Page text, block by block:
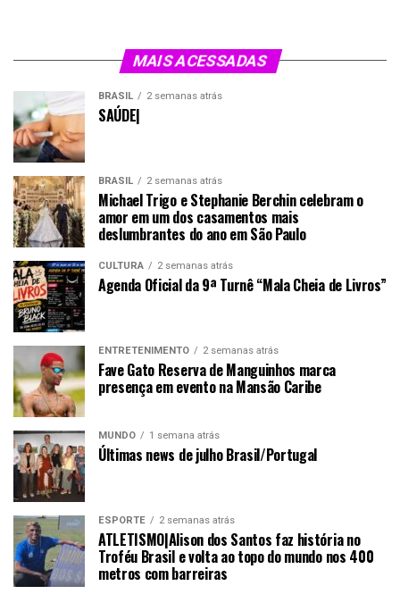
MAIS ACESSADAS
BRASIL 2 semanas atrás
SAÚDE|
BRASIL 2 semanas atrás
Michael Trigo e Stephanie Berchin celebram o
amor em um dos casamentos mais
deslumbrantes do ano em São Paulo
CULTURA 2 semanas atrás
Agenda Oficial da 9ª Turnê “Mala Cheia de Livros”
ENTRETENIMENTO 2 semanas atrás
Fave Gato Reserva de Manguinhos marca
presença em evento na Mansão Caribe
MUNDO 1 semana atrás
Últimas news de julho Brasil/Portugal
ESPORTE 2 semanas atrás
ATLETISMO|Alison dos Santos faz história no
Troféu Brasil e volta ao topo do mundo nos 400
metros com barreiras